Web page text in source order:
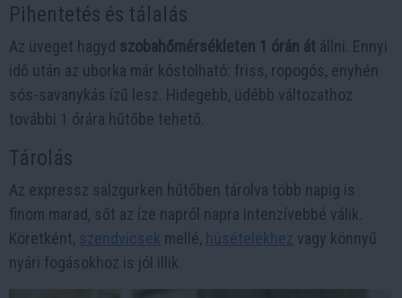
Pihentetés és tálalás
Az üveget hagyd szobahőmérsékleten 1 órán át állni. Ennyi
idő után az uborka már kóstolható: friss, ropogós, enyhén
sós-savanykás ízű lesz. Hidegebb, üdébb változathoz
további 1 órára hűtőbe tehető.
Tárolás
Az expressz salzgurken hűtőben tárolva több napig is
finom marad, sőt az íze napról napra intenzívebbé válik.
Köretként, szendvicsek mellé, húsételekhez vagy könnyű
nyári fogásokhoz is jól illik.